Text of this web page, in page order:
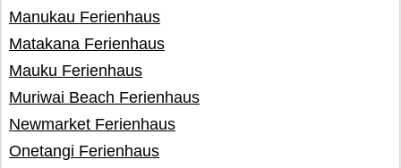
Manukau Ferienhaus
Matakana Ferienhaus
Mauku Ferienhaus
Muriwai Beach Ferienhaus
Newmarket Ferienhaus
Onetangi Ferienhaus